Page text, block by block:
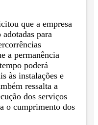
que a empresa
adotadas para
a permanência
poderá
às instalações e
ressalta a
dos serviços
o cumprimento dos